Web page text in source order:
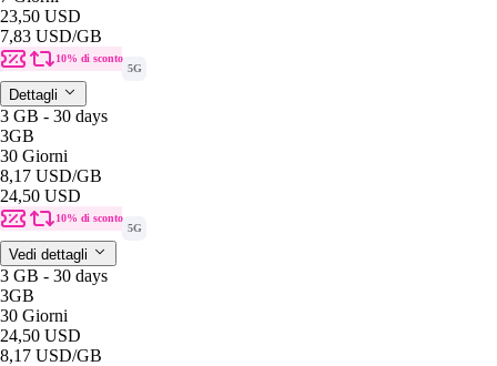
23,50 USD
7,83 USD/GB
10% di sconto
5G
Dettagli
3 GB - 30 days
3GB
30 Giorni
8,17 USD/GB
24,50 USD
10% di sconto
5G
Vedi dettagli
3 GB - 30 days
3GB
30 Giorni
24,50 USD
8,17 USD/GB